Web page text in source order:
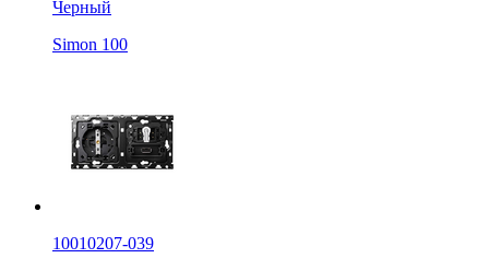
Черный
Simon 100
10010207-039